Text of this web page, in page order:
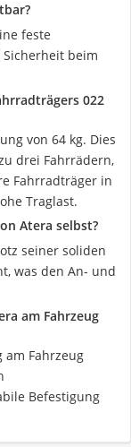
feste
beim
022
von 64 kg. Dies
drei Fahrrädern,
Fahrradträger in
Traglast.
Atera selbst?
seiner soliden
was den An- und
am Fahrzeug
Fahrzeug
Befestigung